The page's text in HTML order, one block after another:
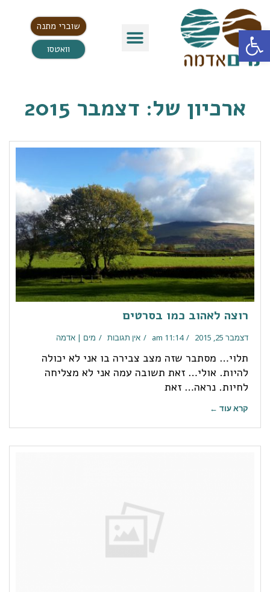
פתח סרגל נגישות
שוברי מתנה
וואטסו
ארכיון של: דצמבר 2015
רוצה לאהוב כמו בסרטים
דצמבר 25, 2015 11:14 am אין תגובות מים | אדמה
תלוי… מסתבר שזה מצב צבירה בו אני לא יכולה
להיות. אולי… זאת תשובה עמה אני לא מצליחה
לחיות. נראה… זאת
קרא עוד ←